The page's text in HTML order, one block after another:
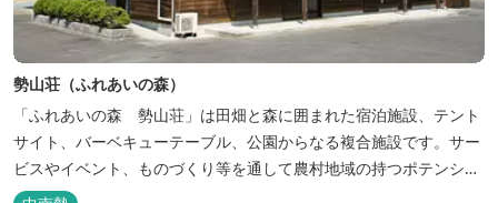
勢山荘（ふれあいの森）
「ふれあいの森 勢山荘」は田畑と森に囲まれた宿泊施設、テント
サイト、バーベキューテーブル、公園からなる複合施設です。サー
ビスやイベント、ものづくり等を通して農村地域の持つポテンシャ
ルを発信しています。 めだかやタガメなど水生生物が生息し、初夏